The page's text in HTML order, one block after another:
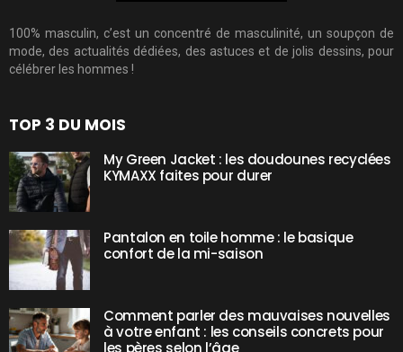
100% masculin, c’est un concentré de masculinité, un soupçon de
mode, des actualités dédiées, des astuces et de jolis dessins, pour
célébrer les hommes !
TOP 3 DU MOIS
My Green Jacket : les doudounes recyclées
KYMAXX faites pour durer
Pantalon en toile homme : le basique
confort de la mi-saison
Comment parler des mauvaises nouvelles
à votre enfant : les conseils concrets pour
les pères selon l’âge